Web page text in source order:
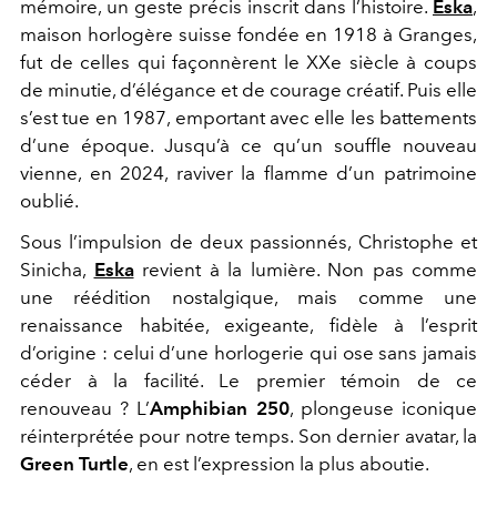
mémoire, un geste précis inscrit dans l’histoire. Eska,
maison horlogère suisse fondée en 1918 à Granges,
fut de celles qui façonnèrent le XXe siècle à coups
de minutie, d’élégance et de courage créatif. Puis elle
s’est tue en 1987, emportant avec elle les battements
d’une époque. Jusqu’à ce qu’un souffle nouveau
vienne, en 2024, raviver la flamme d’un patrimoine
oublié.
Sous l’impulsion de deux passionnés, Christophe et
Sinicha, Eskarevient à la lumière. Non pas comme
une réédition nostalgique, mais comme une
renaissance habitée, exigeante, fidèle à l’esprit
d’origine : celui d’une horlogerie qui ose sans jamais
céder à la facilité. Le premier témoin de ce
renouveau ? L’Amphibian 250, plongeuse iconique
réinterprétée pour notre temps. Son dernier avatar, la
Green Turtle, en est l’expression la plus aboutie.